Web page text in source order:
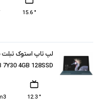
" 15.6
4GB 128SSD
" 12.3